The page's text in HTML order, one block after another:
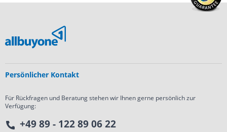
Persönlicher Kontakt
Für Rückfragen und Beratung stehen wir Ihnen gerne persönlich zur
Verfügung:
+49 89 - 122 89 06 22